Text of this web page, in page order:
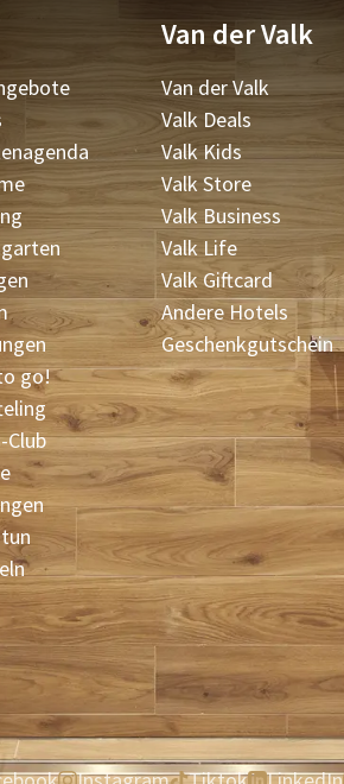
go!
Club
Van der Valk
Van der Valk
Valk Deals
Valk Kids
Valk Store
Valk Business
Valk Life
Valk Giftcard
Andere Hotels
Geschenkgutschein